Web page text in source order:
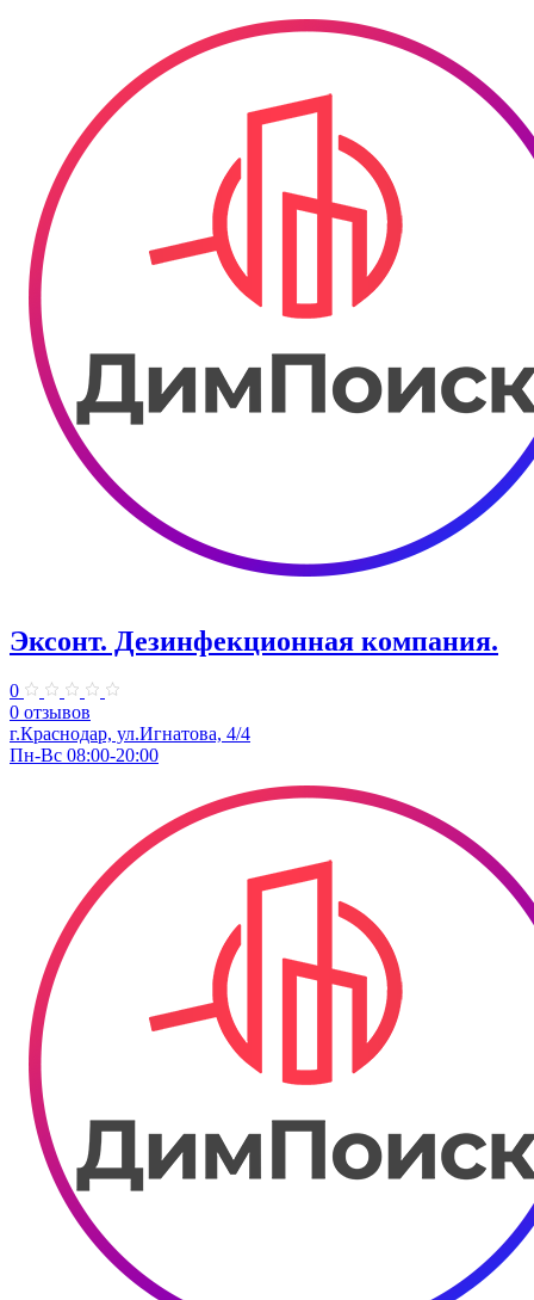
Эксонт. Дезинфекционная компания.
0
0 отзывов
г.Краснодар, ул.Игнатова, 4/4
Пн-Вс 08:00-20:00